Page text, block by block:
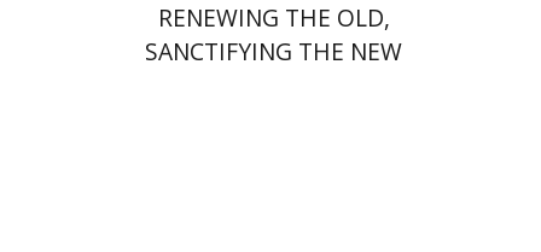
RENEWING THE OLD,
SANCTIFYING THE NEW